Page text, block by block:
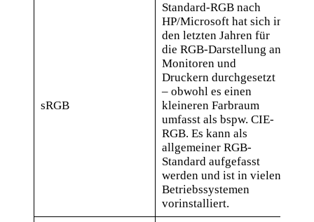
sRGB
Standard-RGB nach
HP/Microsoft hat sich in
den letzten Jahren für
die RGB-Darstellung an
Monitoren und
Druckern durchgesetzt
– obwohl es einen
kleineren Farbraum
umfasst als bspw. CIE-
RGB. Es kann als
allgemeiner RGB-
Standard aufgefasst
werden und ist in vielen
Betriebssystemen
vorinstalliert.